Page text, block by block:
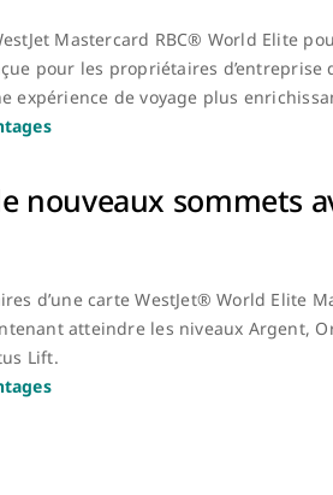
Mastercard RBC® World Elite
pour les propriétaires d’entreprise
expérience de voyage plus
nouveaux sommets
d’une carte WestJet® World Elite
atteindre les niveaux Argent,
Lift.